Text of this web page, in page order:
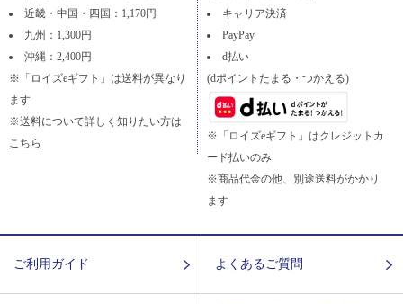
近畿・中国・四国：1,170円
九州：1,300円
沖縄：2,400円
※「ロイズeギフト」は送料が異なり
ます
※送料について詳しく知りたい方は
こちら
キャリア決済
PayPay
d払い
(dポイントたまる・つかえる)
※「ロイズeギフト」はクレジットカ
ード払いのみ
※商品代金の他、別途送料がかかり
ます
ご利用ガイド よくあるご質問